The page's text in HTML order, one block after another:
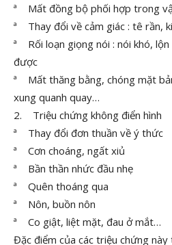
ª Mất đồng bộ phối hợp trong
ª Thay đổi về cảm giác : tê rần,
ª Rối loạn giọng nói : nói khó, lộn
được
ª Mất thăng bằng, chóng mặt
xung quanh quay…
2. Triệu chứng không điển hình
ª Thay đổi đơn thuần về ý thức
ª Cơn choáng, ngất xiủ
ª Bần thần nhức đầu nhẹ
ª Quên thoáng qua
ª Nôn, buồn nôn
ª Co giật, liệt mặt, đau ở mắt…
Đặc điểm của các triệu chứng